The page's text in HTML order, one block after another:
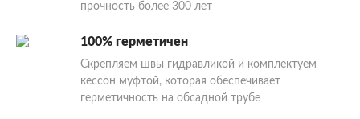
прочность более 300 лет
100% герметичен
Скрепляем швы гидравликой и комплектуем
кессон муфтой, которая обеспечивает
герметичность на обсадной трубе